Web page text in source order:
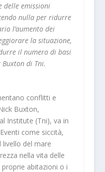
delle emissioni
nulla per ridurre
l’aumento dei
la situazione,
il numero di basi
Buxton di Tni.
conflitti e
Buxton,
Institute (Tni), va in
come siccità,
livello del mare
nella vita delle
abitazioni o i